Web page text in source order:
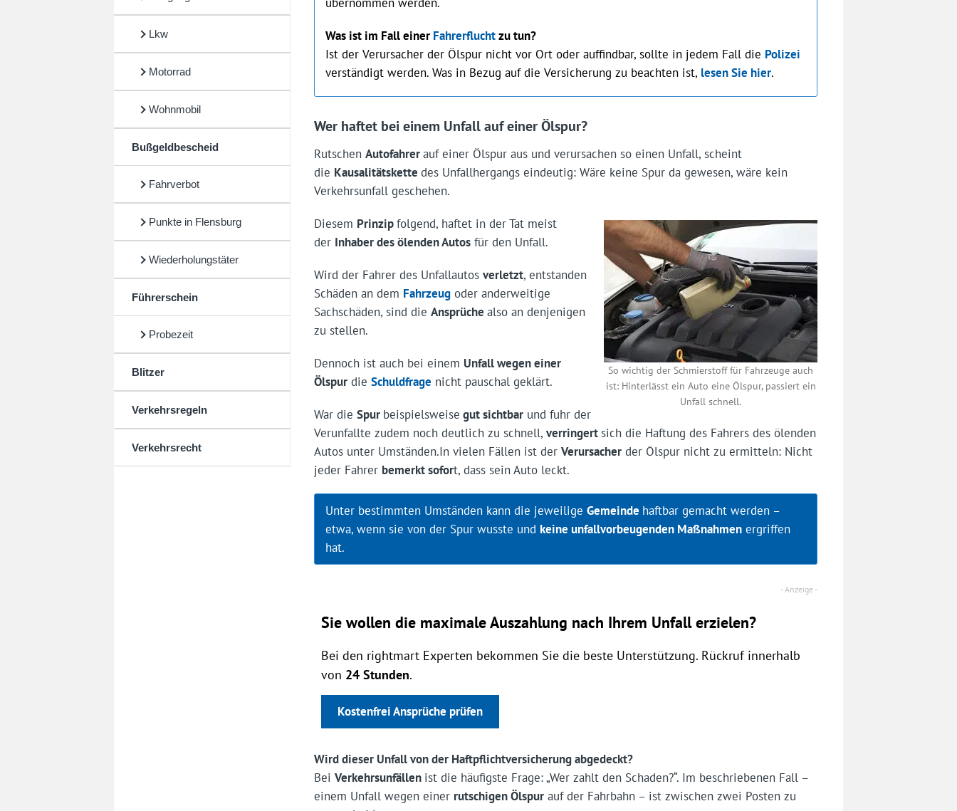
Lkw
Motorrad
Wohnmobil
Bußgeldbescheid
Fahrverbot
Punkte in Flensburg
Wiederholungstäter
Führerschein
Probezeit
Blitzer
Verkehrsregeln
Verkehrsrecht
Was ist im Fall einer Fahrerfluchtzu tun?
Ist der Verursacher der Ölspur nicht vor Ort oder auffindbar, sollte in jedem Fall die Polizei
verständigt werden. Was in Bezug auf die Versicherung zu beachten ist, lesen Sie hier.
Wer haftet bei einem Unfall auf einer Ölspur?
Rutschen Autofahrerauf einer Ölspur aus und verursachen so einen Unfall, scheint
die Kausalitätskette des Unfallhergangs eindeutig: Wäre keine Spur da gewesen, wäre kein
Verkehrsunfall geschehen.
So wichtig der Schmierstoff für Fahrzeuge auch
ist: Hinterlässt ein Auto eine Ölspur, passiert ein
Unfall schnell.
Diesem Prinzipfolgend, haftet in der Tat meist
der Inhaber des ölenden Autosfür den Unfall.
Wird der Fahrer des Unfallautos verletzt, entstanden
Schäden an dem Fahrzeugoder anderweitige
Sachschäden, sind die Ansprüche also an denjenigen
zu stellen.
Dennoch ist auch bei einem Unfall wegen einer
Ölspurdie Schuldfrage nicht pauschal geklärt.
War die Spur beispielsweise gut sichtbarund fuhr der
Verunfallte zudem noch deutlich zu schnell, verringertsich die Haftung des Fahrers des ölenden
Autos unter Umständen.In vielen Fällen ist der Verursacherder Ölspur nicht zu ermitteln: Nicht
jeder Fahrer bemerkt sofort, dass sein Auto leckt.
Unter bestimmten Umständen kann die jeweilige Gemeinde haftbar gemacht werden –
etwa, wenn sie von der Spur wusste und keine unfallvorbeugenden Maßnahmenergriffen
hat.
Sie wollen die maximale Auszahlung nach Ihrem Unfall erzielen?
Bei den rightmart Experten bekommen Sie die beste Unterstützung. Rückruf innerhalb
von 24 Stunden.
Kostenfrei Ansprüche prüfen
Wird dieser Unfall von der Haftpflichtversicherung abgedeckt?
Bei Verkehrsunfällen ist die häufigste Frage: „Wer zahlt den Schaden?“. Im beschriebenen Fall –
einem Unfall wegen einer rutschigen Ölspurauf der Fahrbahn – ist zwischen zwei Posten zu